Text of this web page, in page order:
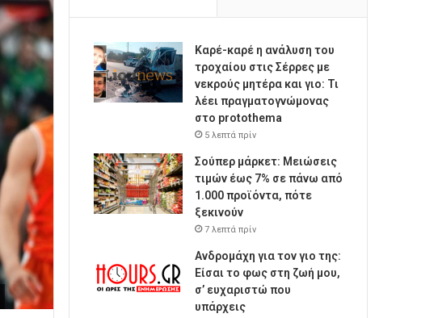
Καρέ-καρέ η ανάλυση του
τροχαίου στις Σέρρες με
νεκρούς μητέρα και γιο: Τι
λέει πραγματογνώμονας
στο protothema
5 λεπτά πρίν
Σούπερ μάρκετ: Μειώσεις
τιμών έως 7% σε πάνω από
1.000 προϊόντα, πότε
ξεκινούν
7 λεπτά πρίν
Ανδρομάχη για τον γιο της:
Είσαι το φως στη ζωή μου,
σ’ ευχαριστώ που
υπάρχεις